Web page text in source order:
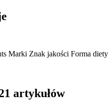
Marki Znak jakości Forma diety
artykułów